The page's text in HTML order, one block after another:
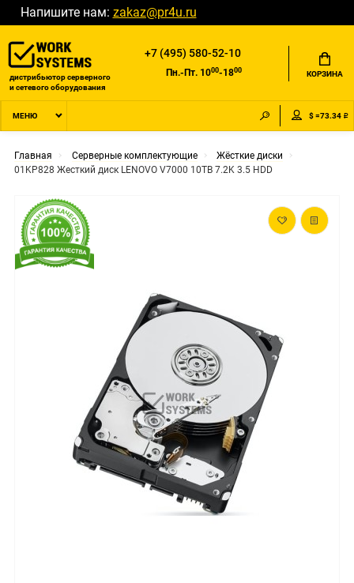
Напишите нам: zakaz@pr4u.ru
дистрибьютор серверного
и сетевого оборудования
+7 (495) 580-52-10
Пн.-Пт. 1000-1800 КОРЗИНА
МЕНЮ $ =73.34 ₽
Главная Серверные комплектующие
Жёсткие диски
01KP828 Жесткий диск LENOVO V7000 10TB 7.2K 3.5 HDD